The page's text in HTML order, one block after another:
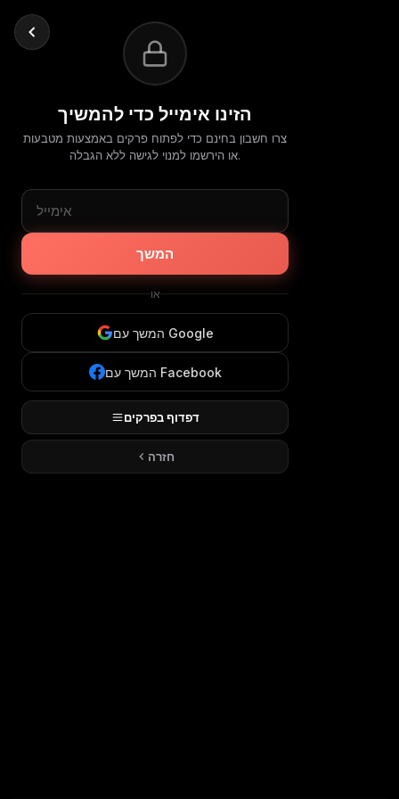
הזינו אימייל כדי להמשיך
צרו חשבון בחינם כדי לפתוח פרקים באמצעות מטבעות
או הירשמו למנוי לגישה ללא הגבלה.
המשך
או
המשך עם Google
המשך עם Facebook
דפדוף בפרקים
חזרה